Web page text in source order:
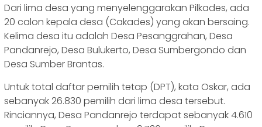
Dari lima desa yang menyelenggarakan Pilkades, ada
20 calon kepala desa (Cakades) yang akan bersaing.
Kelima desa itu adalah Desa Pesanggrahan, Desa
Pandanrejo, Desa Bulukerto, Desa Sumbergondo dan
Desa Sumber Brantas.
Untuk total daftar pemilih tetap (DPT), kata Oskar, ada
sebanyak 26.830 pemilih dari lima desa tersebut.
Rinciannya, Desa Pandanrejo terdapat sebanyak 4.610